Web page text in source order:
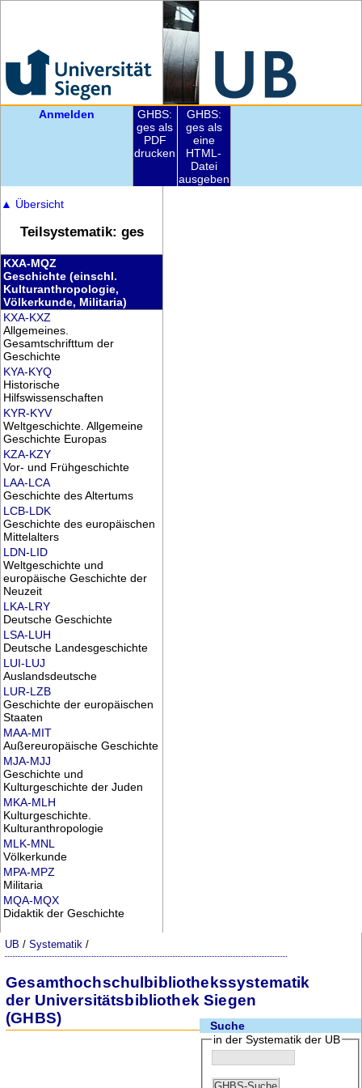
Anmelden
GHBS:
ges als
PDF
drucken
GHBS:
ges als
eine
HTML-
Datei
ausgeben
▲ Übersicht
Teilsystematik: ges
KXA-MQZ
Geschichte (einschl.
Kulturanthropologie,
Völkerkunde, Militaria)
KXA-KXZ
Allgemeines.
Gesamtschrifttum der
Geschichte
KYA-KYQ
Historische
Hilfswissenschaften
KYR-KYV
Weltgeschichte. Allgemeine
Geschichte Europas
KZA-KZY
Vor- und Frühgeschichte
LAA-LCA
Geschichte des Altertums
LCB-LDK
Geschichte des europäischen
Mittelalters
LDN-LID
Weltgeschichte und
europäische Geschichte der
Neuzeit
LKA-LRY
Deutsche Geschichte
LSA-LUH
Deutsche Landesgeschichte
LUI-LUJ
Auslandsdeutsche
LUR-LZB
Geschichte der europäischen
Staaten
MAA-MIT
Außereuropäische Geschichte
MJA-MJJ
Geschichte und
Kulturgeschichte der Juden
MKA-MLH
Kulturgeschichte.
Kulturanthropologie
MLK-MNL
Völkerkunde
MPA-MPZ
Militaria
MQA-MQX
Didaktik der Geschichte
UB /Systematik /
Gesamthochschulbibliothekssystematik
der Universitätsbibliothek Siegen
(GHBS)
Suche
in der Systematik der UB